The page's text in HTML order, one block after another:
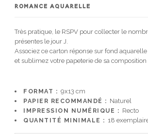
ROMANCE AQUARELLE
Très pratique, le RSPV pour collecter le
présentes le jour J.
Associez ce carton réponse sur fond aquarelle
et sublimez votre papeterie de sa composition
FORMAT : 9x13 cm
PAPIER RECOMMANDÉ : Naturel
IMPRESSION NUMÉRIQUE : Recto
QUANTITÉ MINIMALE : 18